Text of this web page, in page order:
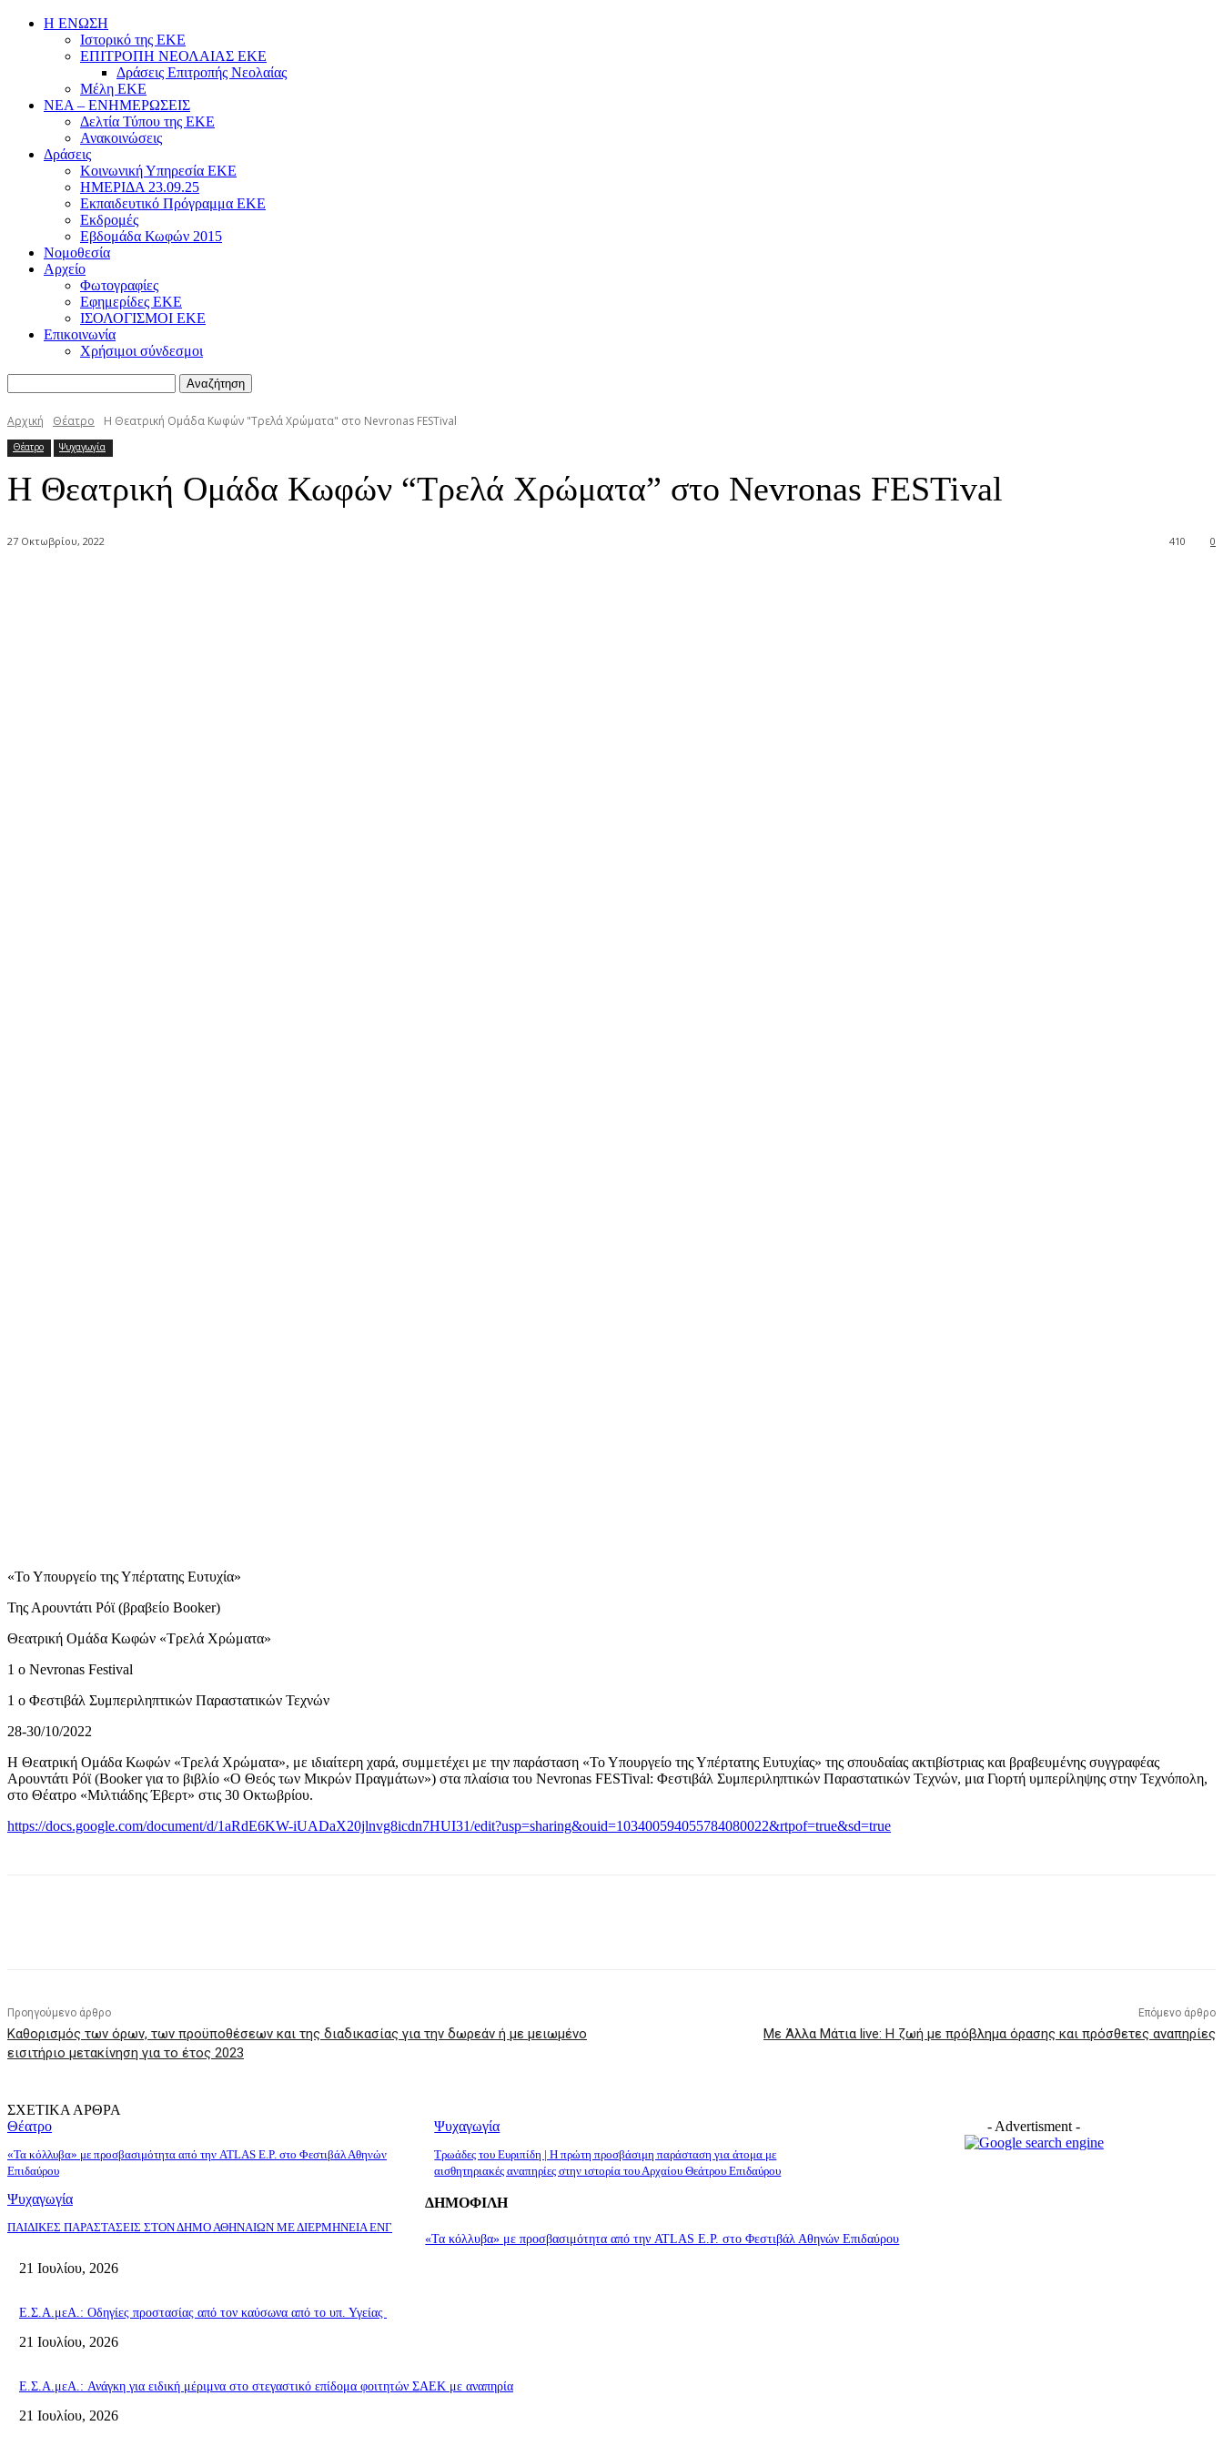
Η ΕΝΩΣΗ
Ιστορικό της ΕΚΕ
ΕΠΙΤΡΟΠΗ ΝΕΟΛΑΙΑΣ ΕΚΕ
Δράσεις Επιτροπής Νεολαίας
Μέλη ΕΚΕ
ΝΕΑ – ΕΝΗΜΕΡΩΣΕΙΣ
Δελτία Τύπου της ΕΚΕ
Ανακοινώσεις
Δράσεις
Κοινωνική Υπηρεσία ΕΚΕ
ΗΜΕΡΙΔΑ 23.09.25
Εκπαιδευτικό Πρόγραμμα ΕΚΕ
Εκδρομές
Εβδομάδα Κωφών 2015
Νομοθεσία
Αρχείο
Φωτογραφίες
Εφημερίδες ΕΚΕ
ΙΣΟΛΟΓΙΣΜΟΙ ΕΚΕ
Επικοινωνία
Χρήσιμοι σύνδεσμοι
Αρχική Θέατρο Η Θεατρική Ομάδα Κωφών "Τρελά Χρώματα" στο Nevronas FESTival
Θέατρο Ψυχαγωγία
Η Θεατρική Ομάδα Κωφών “Τρελά Χρώματα” στο Nevronas FESTival
27 Οκτωβρίου, 2022 0
410
«Το Υπουργείο της Υπέρτατης Ευτυχία»
Της Αρουντάτι Ρόϊ (βραβείο Booker)
Θεατρική Ομάδα Κωφών «Τρελά Χρώματα»
1 ο Nevronas Festival
1 ο Φεστιβάλ Συμπεριληπτικών Παραστατικών Τεχνών
28-30/10/2022
H Θεατρική Ομάδα Κωφών «Τρελά Χρώματα», με ιδιαίτερη χαρά, συμμετέχει με την παράσταση «Το Υπουργείο της Υπέρτατης Ευτυχίας» της σπουδαίας ακτιβίστριας και βραβευμένης συγγραφέας
Αρουντάτι Ρόϊ (Booker για το βιβλίο «Ο Θεός των Μικρών Πραγμάτων») στα πλαίσια του Nevronas FESTival: Φεστιβάλ Συμπεριληπτικών Παραστατικών Τεχνών, μια Γιορτή υμπερίληψης στην Τεχνόπολη,
στο Θέατρο «Μιλτιάδης Έβερτ» στις 30 Οκτωβρίου.
https://docs.google.com/document/d/1aRdE6KW-iUADaX20jlnvg8icdn7HUI31/edit?usp=sharing&ouid=103400594055784080022&rtpof=true&sd=true
Προηγούμενο άρθρο
Καθορισμός των όρων, των προϋποθέσεων και της διαδικασίας για την δωρεάν ή με μειωμένο
εισιτήριο μετακίνηση για τo έτος 2023
Επόμενο άρθρο
Με Άλλα Μάτια live: Η ζωή με πρόβλημα όρασης και πρόσθετες αναπηρίες
ΣΧΕΤΙΚΑ ΑΡΘΡΑ
Θέατρο
«Τα κόλλυβα» με προσβασιμότητα από την ATLAS E.P. στο Φεστιβάλ Αθηνών
Επιδαύρου
Ψυχαγωγία
Τρωάδες του Ευριπίδη | Η πρώτη προσβάσιμη παράσταση για άτομα με
αισθητηριακές αναπηρίες στην ιστορία του Αρχαίου Θεάτρου Επιδαύρου
Ψυχαγωγία
ΠΑΙΔΙΚΕΣ ΠΑΡΑΣΤΑΣΕΙΣ ΣΤΟΝ ΔΗΜΟ ΑΘΗΝΑΙΩΝ ΜΕ ΔΙΕΡΜΗΝΕΙΑ ΕΝΓ
- Advertisment -
ΔΗΜΟΦΙΛΗ
«Τα κόλλυβα» με προσβασιμότητα από την ATLAS E.P. στο Φεστιβάλ Αθηνών Επιδαύρου
21 Ιουλίου, 2026
Ε.Σ.Α.μεΑ.: Οδηγίες προστασίας από τον καύσωνα από το υπ. Υγείας
21 Ιουλίου, 2026
Ε.Σ.Α.μεΑ.: Ανάγκη για ειδική μέριμνα στο στεγαστικό επίδομα φοιτητών ΣΑΕΚ με αναπηρία
21 Ιουλίου, 2026